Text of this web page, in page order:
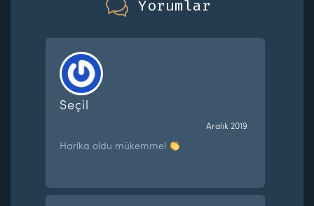
Yorumlar
Seçil
Aralık 2019
Harika oldu mükemmel